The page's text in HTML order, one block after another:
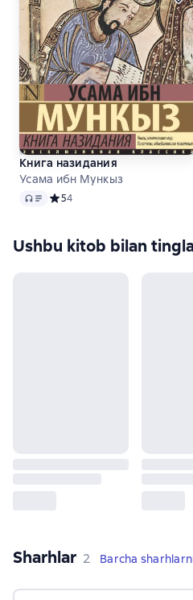
Книга назидания
Усама ибн Мункыз
Audio Средний рейтинг 5 на основе
54
Ushbu kitob bilan
Sharhlar 2 sharhlar
2 Barcha